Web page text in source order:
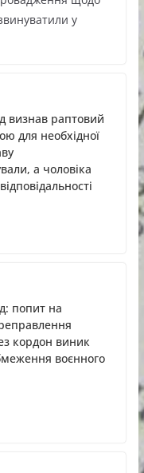
у
визнав раптовий
для необхідної
а чоловіка
попит на
кордон виник
воєнного